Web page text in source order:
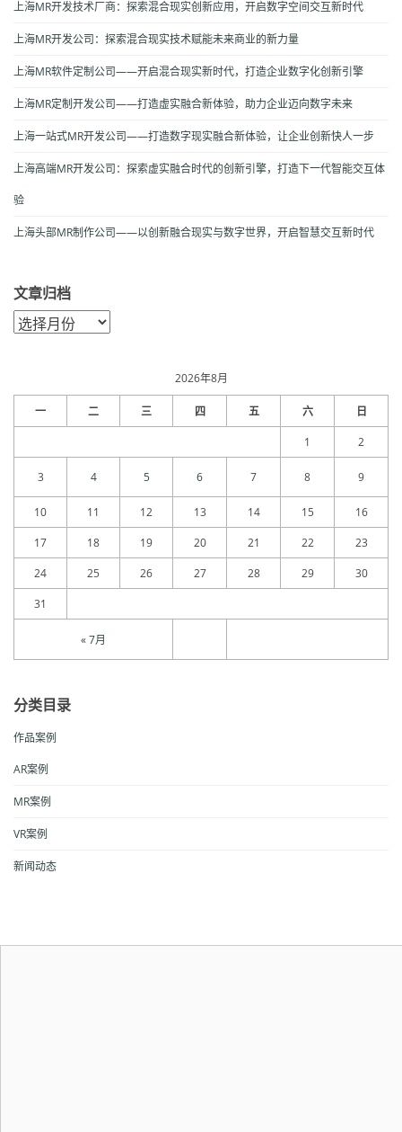
上海MR开发技术厂商：探索混合现实创新应用，开启数字空间交互新时代
上海MR开发公司：探索混合现实技术赋能未来商业的新力量
上海MR软件定制公司——开启混合现实新时代，打造企业数字化创新引擎
上海MR定制开发公司——打造虚实融合新体验，助力企业迈向数字未来
上海一站式MR开发公司——打造数字现实融合新体验，让企业创新快人一步
上海高端MR开发公司：探索虚实融合时代的创新引擎，打造下一代智能交互体
验
上海头部MR制作公司——以创新融合现实与数字世界，开启智慧交互新时代
文章归档
文
章
2026年8月
一 二 三 四 五 六 日
« 7月
1 2
3 4 5 6 7 8 9
10 11 12 13 14 15
16
17
18 19 20 21 22
23
24
25 26 27 28 29
30
31
分类目录
作品案例
AR案例
MR案例
VR案例
新闻动态